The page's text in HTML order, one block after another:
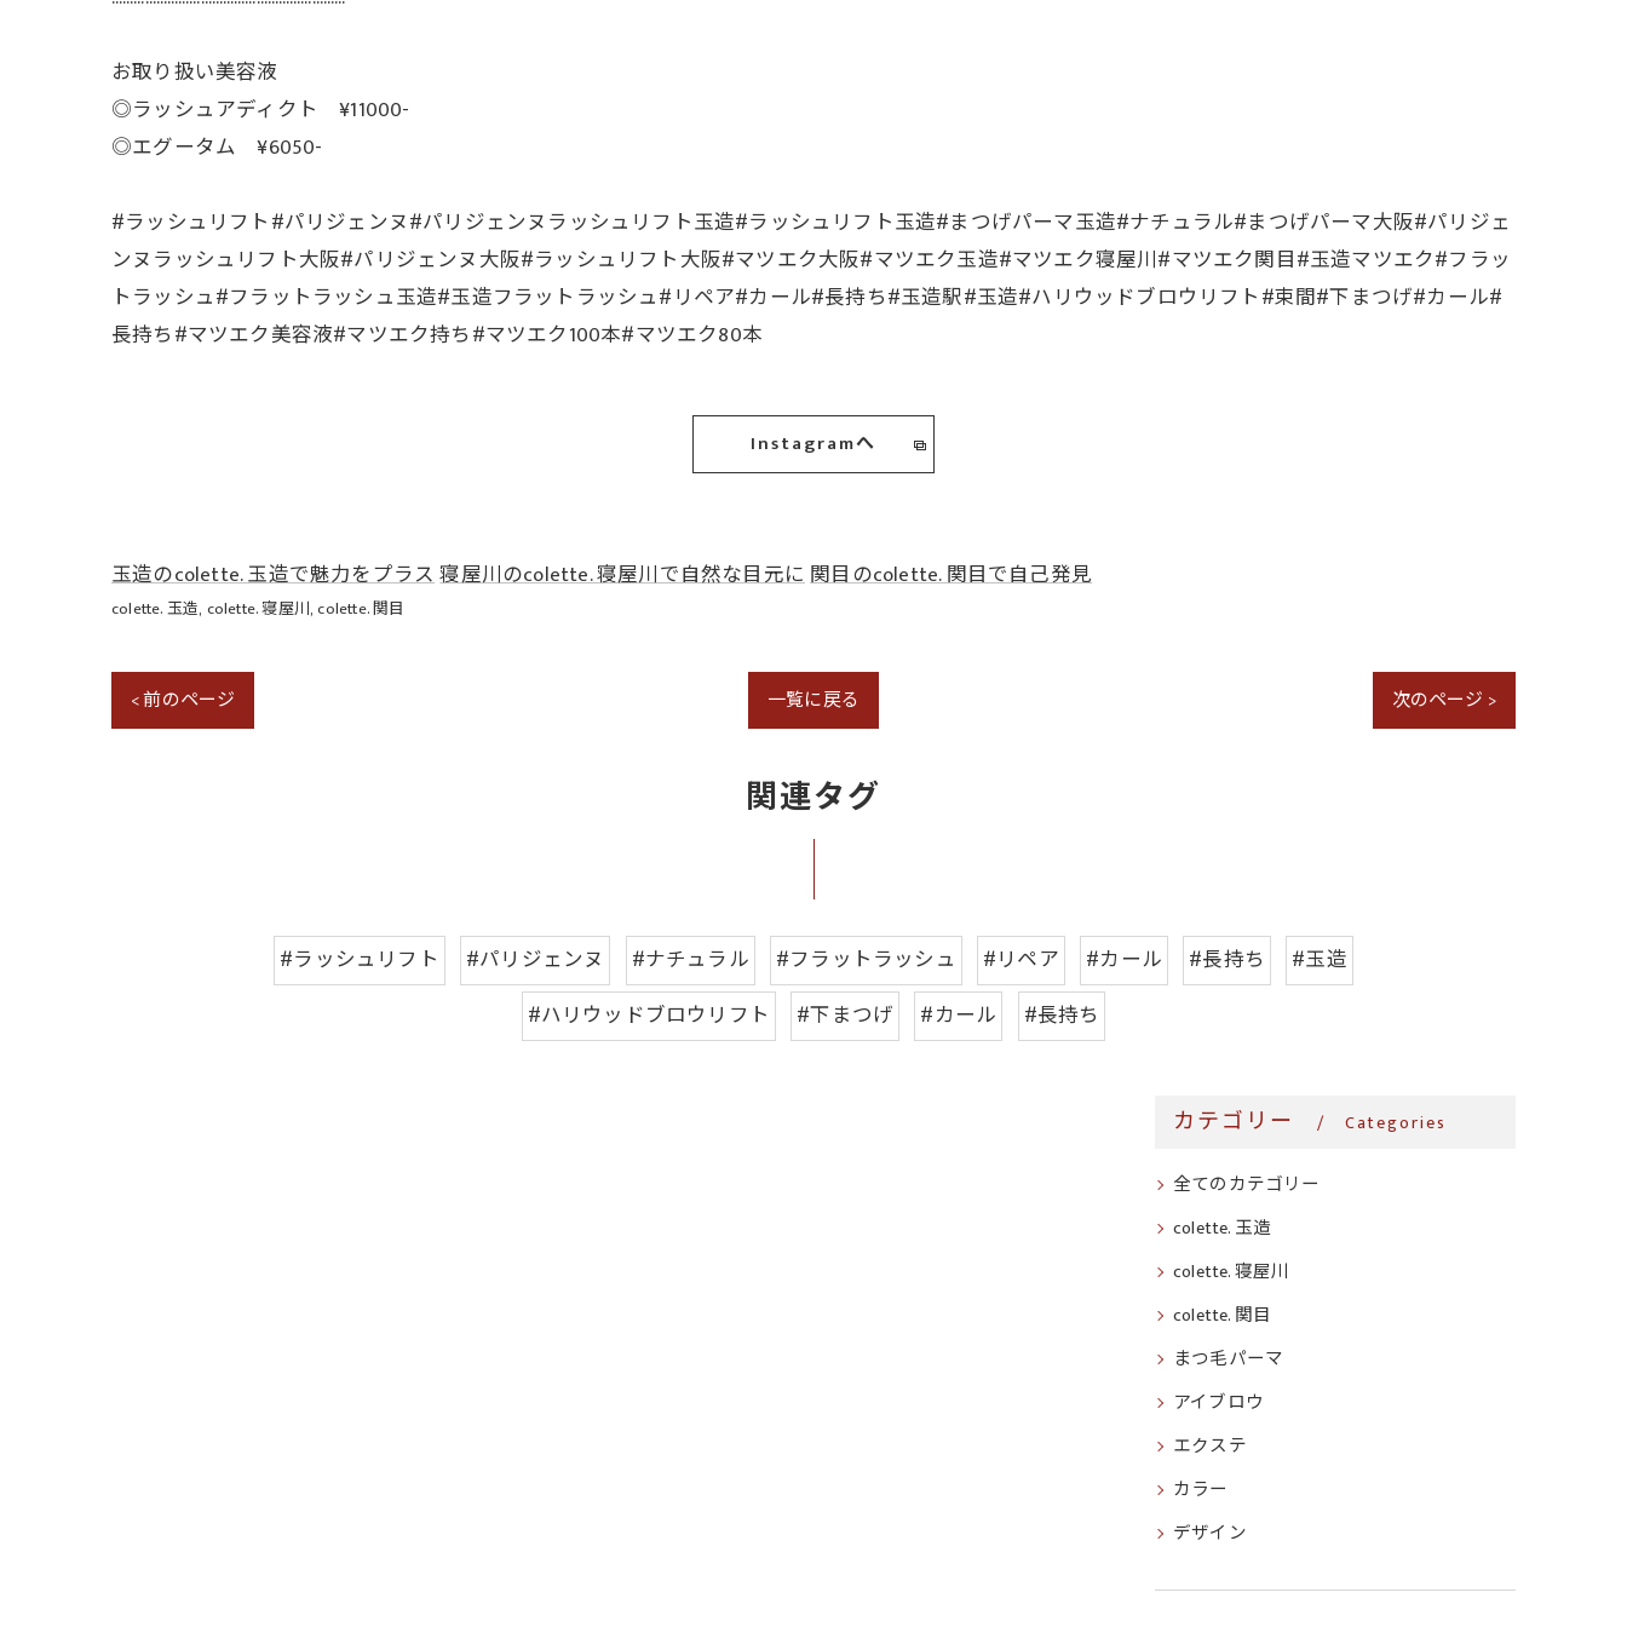
お取り扱い美容液
◎ラッシュアディクト ¥11000-
◎エグータム ¥6050-
#ラッシュリフト#パリジェンヌ#パリジェンヌラッシュリフト玉造#ラッシュリフト玉造#まつげパーマ玉造#ナチュラル#まつげパーマ大阪#パリジェ
ンヌラッシュリフト大阪#パリジェンヌ大阪#ラッシュリフト大阪#マツエク大阪#マツエク玉造#マツエク寝屋川#マツエク関目#玉造マツエク#フラッ
トラッシュ#フラットラッシュ玉造#玉造フラットラッシュ#リペア#カール#長持ち#玉造駅#玉造#ハリウッドブロウリフト#束間#下まつげ#カール#
長持ち#マツエク美容液#マツエク持ち#マツエク100本#マツエク80本
Instagramへ
玉造のcolette. 玉造で魅力をプラス寝屋川のcolette. 寝屋川で自然な目元に関目のcolette. 関目で自己発見
colette. 玉造 colette. 寝屋川 colette. 関目
< 前のページ 一覧に戻る 次のページ >
関連タグ
#ラッシュリフト #パリジェンヌ #ナチュラル #フラットラッシュ #リペア #カール #長持ち
#玉造
#ハリウッドブロウリフト
#下まつげ #カール #長持ち
カテゴリー Categories
全てのカテゴリー
colette. 玉造
colette. 寝屋川
colette. 関目
まつ毛パーマ
アイブロウ
エクステ
カラー
デザイン